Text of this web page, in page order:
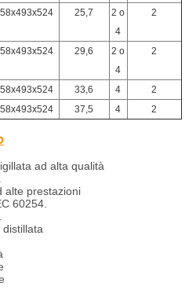
493x524 25,7
2 o
4
2
493x524 29,6
2 o
4
2
493x524 33,6 4
2
493x524 37,5 4 2
ad alta qualità
alte prestazioni
60254.